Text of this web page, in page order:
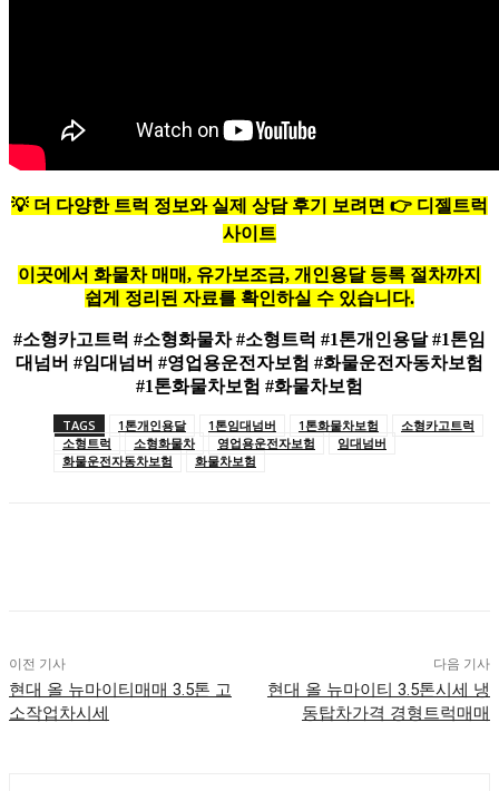
💡 더 다양한 트럭 정보와 실제 상담 후기 보려면 👉 디젤트럭
사이트
이곳에서 화물차 매매, 유가보조금, 개인용달 등록 절차까지
쉽게 정리된 자료를 확인하실 수 있습니다.
#소형카고트럭 #소형화물차 #소형트럭 #1톤개인용달 #1톤임
대넘버 #임대넘버 #영업용운전자보험 #화물운전자동차보험
#1톤화물차보험 #화물차보험
TAGS 1톤개인용달 1톤임대넘버 1톤화물차보험
소형카고트럭
소형트럭
소형화물차 영업용운전자보험
임대넘버
화물운전자동차보험
화물차보험
이전 기사
현대 올 뉴마이티매매 3.5톤 고
소작업차시세
다음 기사
현대 올 뉴마이티 3.5톤시세 냉
동탑차가격 경형트럭매매